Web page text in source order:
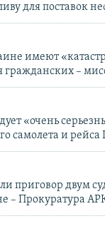
для поставок
имеют
гражданских –
«очень
самолета и рейса
приговор двум
– Прокуратура